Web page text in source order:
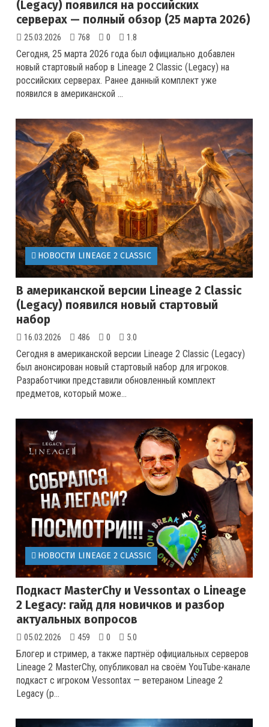
(Legacy) появился на российских
серверах — полный обзор (25 марта 2026)
25.03.2026 768 0 1.8
Сегодня, 25 марта 2026 года был официально добавлен
новый стартовый набор в Lineage 2 Classic (Legacy) на
российских серверах. Ранее данный комплект уже
появился в американской ...
НОВОСТИ LINEAGE 2 CLASSIC
В американской версии Lineage 2 Classic
(Legacy) появился новый стартовый
набор
16.03.2026 486 0 3.0
Сегодня в американской версии Lineage 2 Classic (Legacy)
был анонсирован новый стартовый набор для игроков.
Разработчики представили обновленный комплект
предметов, который може...
НОВОСТИ LINEAGE 2 CLASSIC
Подкаст MasterChy и Vessontax о Lineage
2 Legacy: гайд для новичков и разбор
актуальных вопросов
05.02.2026 459 0 5.0
Блогер и стример, а также партнёр официальных серверов
Lineage 2 MasterChy, опубликовал на своём YouTube-канале
подкаст с игроком Vessontax — ветераном Lineage 2
Legacy (р...